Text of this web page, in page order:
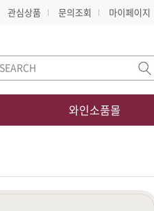
관심상품 문의조회 마이페이지
와인소품몰